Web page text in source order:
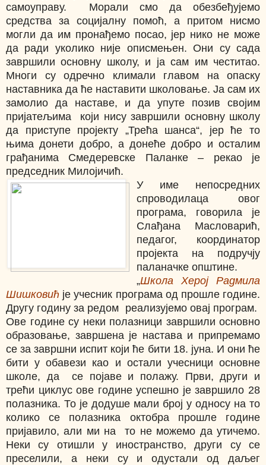
самоуправу. Морали смо да обезбеђујемо
средства за социјалну помоћ, а притом нисмо
могли да им пронађемо посао, јер нико не може
да ради уколико није описмењен. Они су сада
завршили основну школу, и ја сам им честитао.
Многи су одречно климали главом на опаску
наставника да ће наставити школовање. Ја сам их
замолио да наставе, и да упуте позив својим
пријатељима који нису завршили основну школу
да приступе пројекту „Трећа шанса“, јер ће то
њима донети добро, а донеће добро и осталим
грађанима Смедеревске Паланке – рекао је
председник Милојичић.
У име непосредних
спроводилаца овог
програма, говорила је
Слађана Масловарић,
педагог, координатор
пројекта на подручју
паланачке општине.
„Школа Херој Радмила
Шишковић је учесник програма од прошле године.
Другу годину за редом реализујемо овај програм.
Ове године су неки полазници завршили основно
образовање, завршена је настава и припремамо
се за завршни испит који ће бити 18. јуна. И они ће
бити у обавези као и остали учесници основне
школе, да се појаве и полажу. Први, други и
трећи циклус ове године успешно је завршило 28
полазника. То је додуше мали број у односу на то
колико се полазника октобра прошле године
пријавило, али ми на то не можемо да утичемо.
Неки су отишли у иностранство, други су се
преселили, а неки су и одустали од даљег